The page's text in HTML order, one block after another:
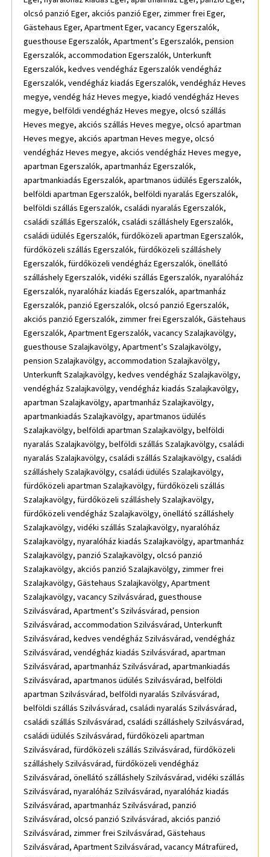
olcsó panzió Eger, akciós panzió Eger, zimmer frei Eger,
Gästehaus Eger, Apartment Eger, vacancy Egerszalók,
guesthouse Egerszalók, Apartment’s Egerszalók, pension
Egerszalók, accommodation Egerszalók, Unterkunft
Egerszalók, kedves vendégház Egerszalók vendégház
Egerszalók, vendégház kiadás Egerszalók, vendégház Heves
megye, vendég ház Heves megye, kiadó vendégház Heves
megye, belföldi vendégház Heves megye, olcsó szállás
Heves megye, akciós szállás Heves megye, olcsó apartman
Heves megye, akciós apartman Heves megye, olcsó
vendégház Heves megye, akciós vendégház Heves megye,
apartman Egerszalók, apartmanház Egerszalók,
apartmankiadás Egerszalók, apartmanos üdülés Egerszalók,
belföldi apartman Egerszalók, belföldi nyaralás Egerszalók,
belföldi szállás Egerszalók, családi nyaralás Egerszalók,
családi szállás Egerszalók, családi szálláshely Egerszalók,
családi üdülés Egerszalók, fürdőközeli apartman Egerszalók,
fürdőközeli szállás Egerszalók, fürdőközeli szálláshely
Egerszalók, fürdőközeli vendégház Egerszalók, önellátó
szálláshely Egerszalók, vidéki szállás Egerszalók, nyaralóház
Egerszalók, nyaralóház kiadás Egerszalók, apartmanház
Egerszalók, panzió Egerszalók, olcsó panzió Egerszalók,
akciós panzió Egerszalók, zimmer frei Egerszalók, Gästehaus
Egerszalók, Apartment Egerszalók, vacancy Szalajkavölgy,
guesthouse Szalajkavölgy, Apartment’s Szalajkavölgy,
pension Szalajkavölgy, accommodation Szalajkavölgy,
Unterkunft Szalajkavölgy, kedves vendégház Szalajkavölgy,
vendégház Szalajkavölgy, vendégház kiadás Szalajkavölgy,
apartman Szalajkavölgy, apartmanház Szalajkavölgy,
apartmankiadás Szalajkavölgy, apartmanos üdülés
Szalajkavölgy, belföldi apartman Szalajkavölgy, belföldi
nyaralás Szalajkavölgy, belföldi szállás Szalajkavölgy, családi
nyaralás Szalajkavölgy, családi szállás Szalajkavölgy, családi
szálláshely Szalajkavölgy, családi üdülés Szalajkavölgy,
fürdőközeli apartman Szalajkavölgy, fürdőközeli szállás
Szalajkavölgy, fürdőközeli szálláshely Szalajkavölgy,
fürdőközeli vendégház Szalajkavölgy, önellátó szálláshely
Szalajkavölgy, vidéki szállás Szalajkavölgy, nyaralóház
Szalajkavölgy, nyaralóház kiadás Szalajkavölgy, apartmanház
Szalajkavölgy, panzió Szalajkavölgy, olcsó panzió
Szalajkavölgy, akciós panzió Szalajkavölgy, zimmer frei
Szalajkavölgy, Gästehaus Szalajkavölgy, Apartment
Szalajkavölgy, vacancy Szilvásvárad, guesthouse
Szilvásvárad, Apartment’s Szilvásvárad, pension
Szilvásvárad, accommodation Szilvásvárad, Unterkunft
Szilvásvárad, kedves vendégház Szilvásvárad, vendégház
Szilvásvárad, vendégház kiadás Szilvásvárad, apartman
Szilvásvárad, apartmanház Szilvásvárad, apartmankiadás
Szilvásvárad, apartmanos üdülés Szilvásvárad, belföldi
apartman Szilvásvárad, belföldi nyaralás Szilvásvárad,
belföldi szállás Szilvásvárad, családi nyaralás Szilvásvárad,
családi szállás Szilvásvárad, családi szálláshely Szilvásvárad,
családi üdülés Szilvásvárad, fürdőközeli apartman
Szilvásvárad, fürdőközeli szállás Szilvásvárad, fürdőközeli
szálláshely Szilvásvárad, fürdőközeli vendégház
Szilvásvárad, önellátó szálláshely Szilvásvárad, vidéki szállás
Szilvásvárad, nyaralóház Szilvásvárad, nyaralóház kiadás
Szilvásvárad, apartmanház Szilvásvárad, panzió
Szilvásvárad, olcsó panzió Szilvásvárad, akciós panzió
Szilvásvárad, zimmer frei Szilvásvárad, Gästehaus
Szilvásvárad, Apartment Szilvásvárad, vacancy Mátrafüred,